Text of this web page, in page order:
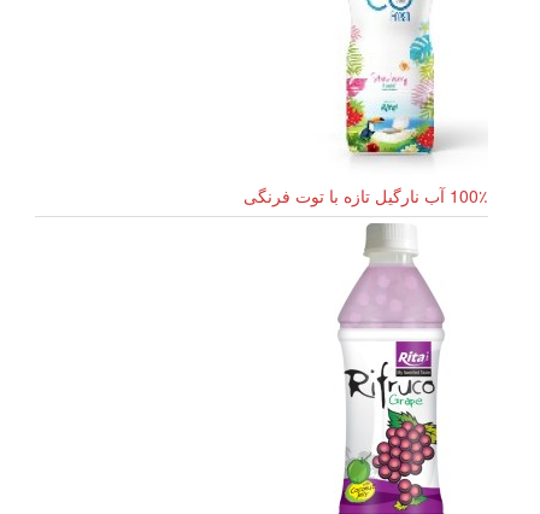
100٪ آب نارگیل تازه با توت فرنگی